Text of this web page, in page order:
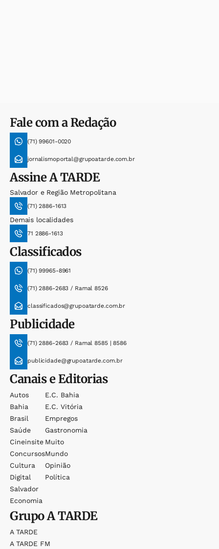
Fale com a Redação
(71) 99601-0020
jornalismoportal@grupoatarde.com.br
AssineA TARDE
Salvador e Região Metropolitana
(71) 2886-1613
Demais localidades
71 2886-1613
Classificados
(71) 99965-8961
(71) 2886-2683 / Ramal 8526
classificados@grupoatarde.com.br
Publicidade
(71) 2886-2683 / Ramal 8585 | 8586
publicidade@grupoatarde.com.br
Canais e Editorias
Autos
Bahia
Brasil
Saúde
Cineinsite
Concursos
Cultura
Digital
Salvador
Economia
E.c. Bahia
E.c. Vitória
Empregos
Gastronomia
Muito
Mundo
Opinião
Política
GrupoA TARDE
A TARDE
A TARDE FM